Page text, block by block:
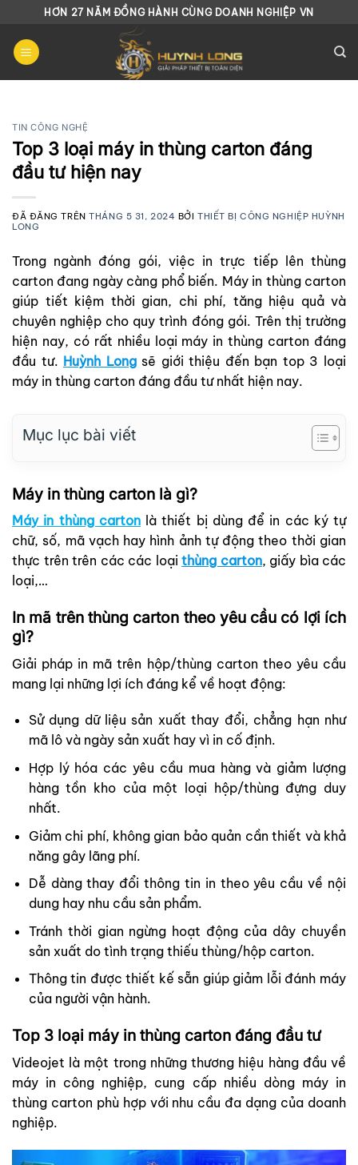
Chuyển
nội
dung
HƠN 27 NĂM ĐỒNG HÀNH CÙNG DOANH NGHIỆP VN
TIN CÔNG NGHỆ
Top 3 loại máy in thùng carton đáng
đầu tư hiện nay
ĐÃ ĐĂNG TRÊNTHÁNG 5 31, 2024 BỞITHIẾT BỊ CÔNG NGHIỆP HUỲNH
LONG
Trong ngành đóng gói, việc in trực tiếp lên thùng
carton đang ngày càng phổ biến. Máy in thùng carton
giúp tiết kiệm thời gian, chi phí, tăng hiệu quả và
chuyên nghiệp cho quy trình đóng gói. Trên thị trường
hiện nay, có rất nhiều loại máy in thùng carton đáng
đầu tư. Huỳnh Longsẽ giới thiệu đến bạn top 3 loại
máy in thùng carton đáng đầu tư nhất hiện nay.
Mục lục bài viết
Máy in thùng carton là gì?
Máy in thùng cartonlà thiết bị dùng để in các ký tự
chữ, số, mã vạch hay hình ảnh tự động theo thời gian
thực trên trên các các loại thùng carton, giấy bìa các
loại,…
In mã trên thùng carton theo yêu cầu có lợi ích
gì?
Giải pháp in mã trên hộp/thùng carton theo yêu cầu
mang lại những lợi ích đáng kể về hoạt động:
Sử dụng dữ liệu sản xuất thay đổi, chẳng hạn như
mã lô và ngày sản xuất hay vì in cố định.
Hợp lý hóa các yêu cầu mua hàng và giảm lượng
hàng tồn kho của một loại hộp/thùng đựng duy
nhất.
Giảm chi phí, không gian bảo quản cần thiết và khả
năng gây lãng phí.
Dễ dàng thay đổi thông tin in theo yêu cầu về nội
dung hay nhu cầu sản phẩm.
Tránh thời gian ngừng hoạt động của dây chuyền
sản xuất do tình trạng thiếu thùng/hộp carton.
Thông tin được thiết kế sẵn giúp giảm lỗi đánh máy
của người vận hành.
Top 3 loại máy in thùng carton đáng đầu tư
Videojet là một trong những thương hiệu hàng đầu về
máy in công nghiệp, cung cấp nhiều dòng máy in
thùng carton phù hợp với nhu cầu đa dạng của doanh
nghiệp.